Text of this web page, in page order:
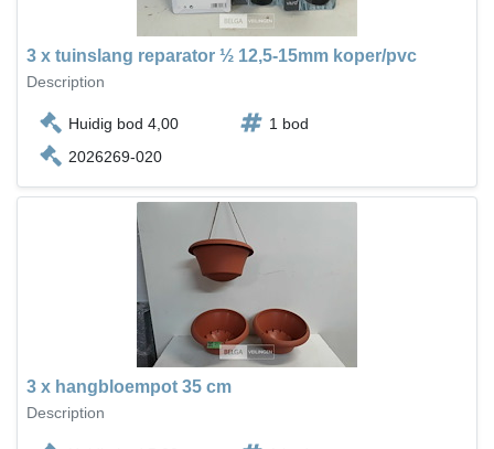
3 x tuinslang reparator ½ 12,5-15mm koper/pvc
Description
Huidig bod 4,00
1 bod
2026269-020
3 x hangbloempot 35 cm
Description